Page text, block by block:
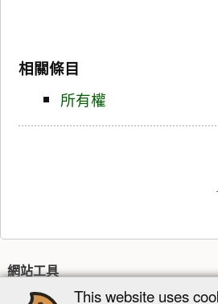
相關條目
所有權
網站工具
最近更新 多媒體管理器 網站地圖
This website uses